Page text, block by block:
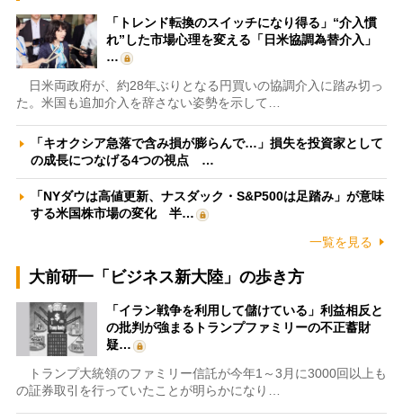
「トレンド転換のスイッチになり得る」“介入慣
れ”した市場心理を変える「日米協調為替介入」
…
日米両政府が、約28年ぶりとなる円買いの協調介入に踏み切っ
た。米国も追加介入を辞さない姿勢を示して…
「キオクシア急落で含み損が膨らんで…」損失を投資家として
の成長につなげる4つの視点 …
「NYダウは高値更新、ナスダック・S&P500は足踏み」が意味
する米国株市場の変化 半…
一覧を見る
大前研一「ビジネス新大陸」の歩き方
「イラン戦争を利用して儲けている」利益相反と
の批判が強まるトランプファミリーの不正蓄財
疑…
トランプ大統領のファミリー信託が今年1～3月に3000回以上も
の証券取引を行っていたことが明らかになり…